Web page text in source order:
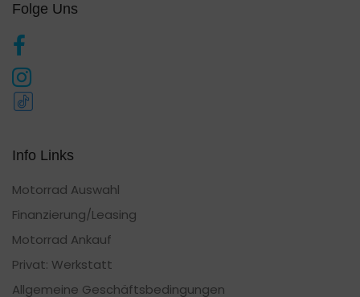
Folge Uns
Info Links
Motorrad Auswahl
Finanzierung/Leasing
Motorrad Ankauf
Privat: Werkstatt
Allgemeine Geschäftsbedingungen